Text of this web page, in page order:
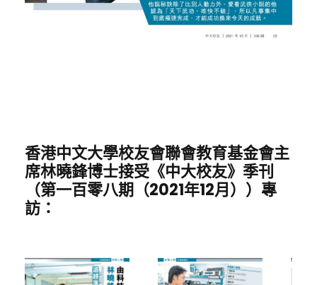
香港中文大學校友會聯會教育基金會主
席林曉鋒博士接受《中大校友》季刊
（第一百零八期（2021年12月））專
訪：